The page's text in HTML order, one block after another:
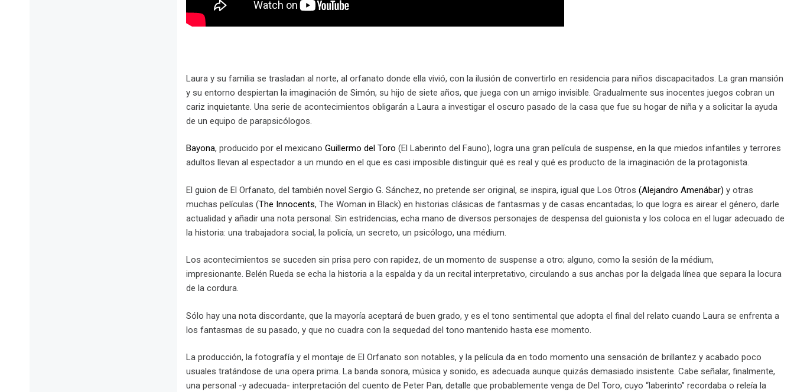
Laura y su familia se trasladan al nor­te, al orfanato donde ella vivió, con la ilusión de convertirlo en residencia para niños discapacitados. La gran mansión
y su entorno despiertan la imaginación de Simón, su hijo de siete años, que juega con un amigo invisible. Gradualmente sus inocentes juegos cobran un
cariz inquietante. Una serie de acontecimientos obligarán a Laura a investigar el oscuro pasado de la casa que fue su hogar de niña y a solicitar la ayuda
de un equipo de parapsicólogos.
Bayona, producido por el mexicano Guillermo del Toro (El Laberinto del Fauno), logra una gran película de suspense, en la que miedos infantiles y terrores
adultos llevan al espectador a un mundo en el que es casi imposible distinguir qué es real y qué es producto de la imaginación de la protagonista.
El guion de El Orfanato, del también novel Sergio G. Sán­chez, no pretende ser original, se inspira, igual que Los Otros (Alejandro Amenábar) y otras
muchas películas (The Innocents, The Woman in Black) en historias clásicas de fantasmas y de casas encantadas; lo que logra es airear el género, darle
actualidad y añadir una nota personal. Sin estridencias, echa ma­no de diversos personajes de despensa del guionista y los coloca en el lugar ade­­cuado de
la historia: una trabajadora social, la policía, un secreto, un psicólogo, una médium.
Los acontecimientos se suceden sin prisa pero con rapidez, de un momento de suspense a otro; alguno, como la sesión de la médium,
impresionante. Belén Rue­­da se echa la historia a la espalda y da un recital interpretativo, circulando a sus anchas por la delgada línea que separa la locura
de la cordura.
Sólo hay una nota discordante, que la mayoría aceptará de buen grado, y es el tono sentimental que adopta el final del relato cuando Laura se enfrenta a
los fan­tasmas de su pasado, y que no cuadra con la sequedad del tono mantenido hasta ese momento.
La producción, la fotografía y el montaje de El Orfanato son notables, y la película da en todo momento una sensación de brillantez y acabado poco
usuales tratándose de una opera prima. La banda sonora, música y sonido, es adecuada aunque quizás demasiado insistente. Cabe señalar, finalmente,
una personal -y adecuada- interpretación del cuento de Peter Pan, detalle que probablemente venga de Del Toro, cuyo “la­berinto” recordaba o releía la